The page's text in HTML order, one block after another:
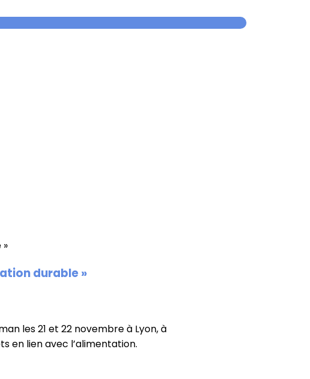
durable »
les 21 et 22 novembre à Lyon, à
en lien avec l’alimentation.